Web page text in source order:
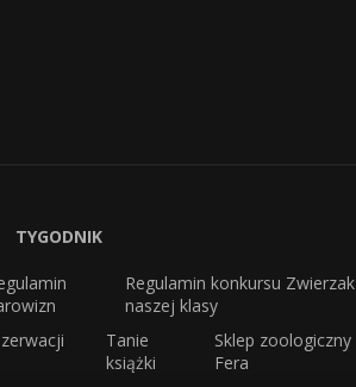
TYGODNIK
Regulamin konkursu Zwierzak
naszej klasy
Tanie
książki
Sklep zoologiczny
Fera